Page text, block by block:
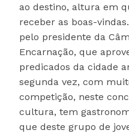
ao destino, altura em
receber as boas-
pelo presidente da
Encarnação, que
predicados da cidade
segunda vez, com
competição, neste
cultura, tem
que deste grupo de